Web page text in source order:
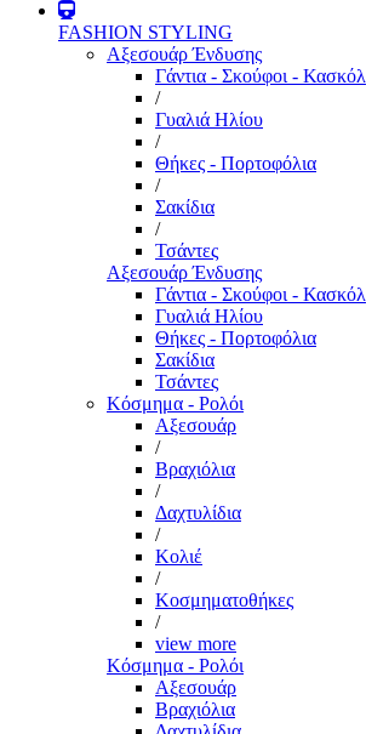
FASHION STYLING
Αξεσουάρ Ένδυσης
Γάντια - Σκούφοι - Κασκόλ
/
Γυαλιά Ηλίου
/
Θήκες - Πορτοφόλια
/
Σακίδια
/
Τσάντες
Αξεσουάρ Ένδυσης
Γάντια - Σκούφοι - Κασκόλ
Γυαλιά Ηλίου
Θήκες - Πορτοφόλια
Σακίδια
Τσάντες
Κόσμημα - Ρολόι
Αξεσουάρ
/
Βραχιόλια
/
Δαχτυλίδια
/
Κολιέ
/
Κοσμηματοθήκες
/
view more
Κόσμημα - Ρολόι
Αξεσουάρ
Βραχιόλια